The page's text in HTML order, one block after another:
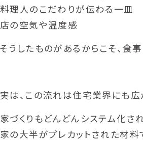
料理人のこだわりが伝わる一皿
店の空気や温度感
そうしたものがあるからこそ、食
実は、この流れは住宅業界にも広
家づくりもどんどんシステム化さ
家の大半がプレカットされた材